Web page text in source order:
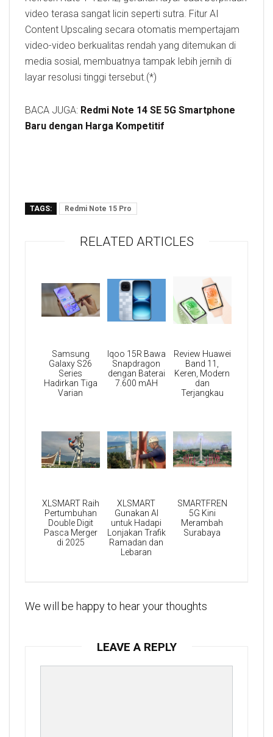
video terasa sangat licin seperti sutra. Fitur AI
Content Upscaling secara otomatis mempertajam
video-video berkualitas rendah yang ditemukan di
media sosial, membuatnya tampak lebih jernih di
layar resolusi tinggi tersebut.(*)
BACA JUGA: Redmi Note 14 SE 5G Smartphone
Baru dengan Harga Kompetitif
TAGS: Redmi Note 15 Pro
RELATED ARTICLES
Samsung
Galaxy S26
Series
Hadirkan Tiga
Varian
Iqoo 15R Bawa
Snapdragon
dengan Baterai
7.600 mAH
Review Huawei
Band 11,
Keren, Modern
dan
Terjangkau
XLSMART Raih
Pertumbuhan
Double Digit
Pasca Merger
di 2025
XLSMART
Gunakan AI
untuk Hadapi
Lonjakan Trafik
Ramadan dan
Lebaran
SMARTFREN
5G Kini
Merambah
Surabaya
We will be happy to hear your thoughts
LEAVE A REPLY